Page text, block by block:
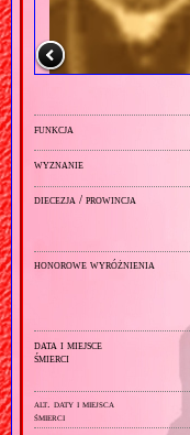
funkcja
wyznanie
diecezja / prowincja
honorowe wyróżnienia
data i miejsce
śmierci
alt. daty i miejsca
śmierci